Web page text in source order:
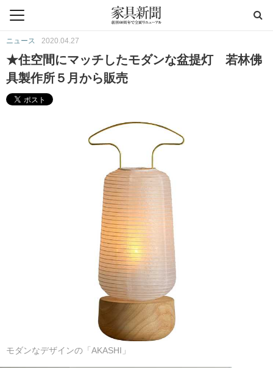
ニュース 2020.04.27
★住空間にマッチしたモダンな盆提灯 若林佛
具製作所５月から販売
モダンなデザインの「AKASHI」